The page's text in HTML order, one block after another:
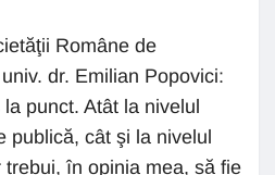
Române de
dr. Emilian Popovici:
punct. Atât la nivelul
publică, cât şi la nivelul
trebui, în opinia mea, să fie